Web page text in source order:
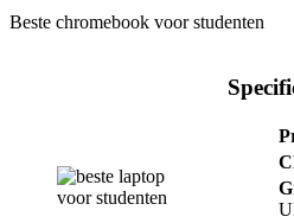
Beste chromebook voor studenten